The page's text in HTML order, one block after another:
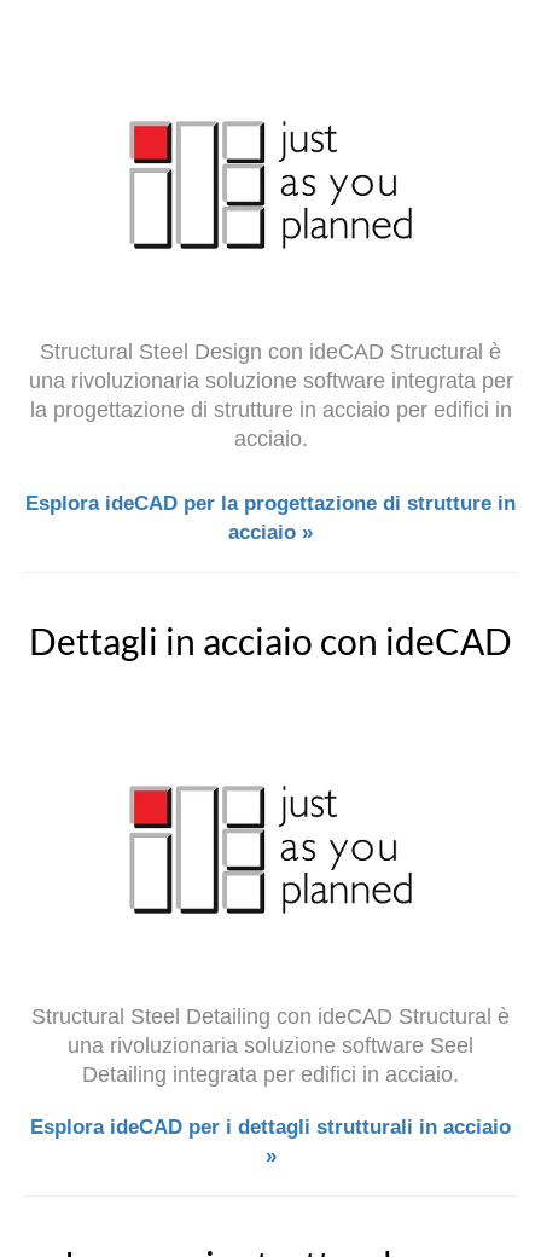
Structural Steel Design con ideCAD Structural è
una rivoluzionaria soluzione software integrata per
la progettazione di strutture in acciaio per edifici in
acciaio.
Esplora ideCAD per la progettazione di strutture in
acciaio »
Dettagli in acciaio con ideCAD
Structural Steel Detailing con ideCAD Structural è
una rivoluzionaria soluzione software Seel
Detailing integrata per edifici in acciaio.
Esplora ideCAD per i dettagli strutturali in acciaio
»